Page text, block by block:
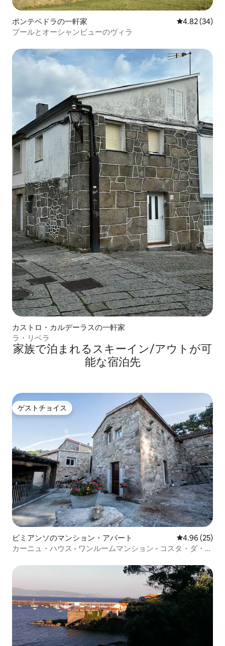
ポンテベドラの一軒家 レビュー34
4.82 (34)
プールとオーシャンビューのヴィラ
カストロ・カルデーラスの一軒家
ラ・リベラ
家族で泊まれるスキーイン/アウトが可
能な宿泊先
ゲストチョイス
ゲストチョイス
ビミアンソのマンション・アパート レビュー25
4.96 (25)
カーニュ・ハウス - ワンルームマンション - コスタ・ダ・モ